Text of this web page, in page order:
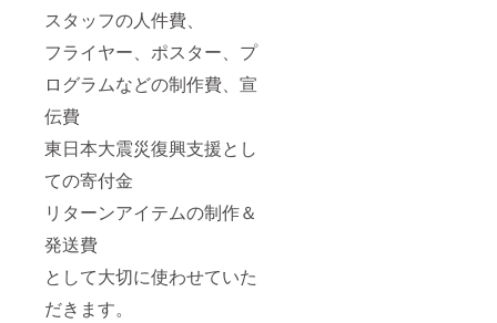
スタッフの人件費、
フライヤー、ポスター、プ
ログラムなどの制作費、宣
伝費
東日本大震災復興支援とし
ての寄付金
リターンアイテムの制作＆
発送費
として大切に使わせていた
だきます。